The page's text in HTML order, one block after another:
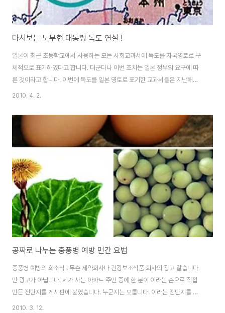
다시보는 노무현 대통령 독도 연설 !
일본이 최근 초등학교에서 사용하는 모든 사회교과서에 독도를 자국영토로 구
체적으로 표기하였다고 합니다. 더군다나 이번 조치는 일본 정부의 요구에 따
른 것이라고 합니다. 이번에 독도를 일본 영토로 표기한 교과서들은 지난해의
경우에는 독도부근에 영토 경계선을 아예 표시하지 않고 다케시마라고 하는 명
니다. 심지어 함께 검정을 통과한 문교출판의 교과서에는 독도를 일본 영토로
표기하였을 뿐만 아니라 '한국이 불법으로 점거하고 있다'는 설명이 포함되어
있다고 합니다. 그런데, 더욱 놀아운 일은 이번 교과서 수정이 모두 일본 문부과
학성의 지적에 따라 이루어졌다고 하는 것입니다. 이것은 일본에서 50년만의
정권교체가 이루어졌음에도 불구하고 영토 문..
2010. 4. 2.
공짜로 나누는 중풍병 예방 민간 요법
중풍병 예방의 희소식 ! 무슨 제약회사나 건강보조식품 회사의 광고 같습니다
만 광고가 아닙니다. 제가 사는 아파트 주민 중에 한 분이 이라는 손으로 직접
만든 전단지를 게시판에 붙였습니다. 누군지는 모릅니다. 이라는 전단지를 보
면 이 약(?)을 일생에 딱 한 번만 먹으면 뇌졸증(중풍)을 예방할 수 있다고 합니
2010. 3. 12.